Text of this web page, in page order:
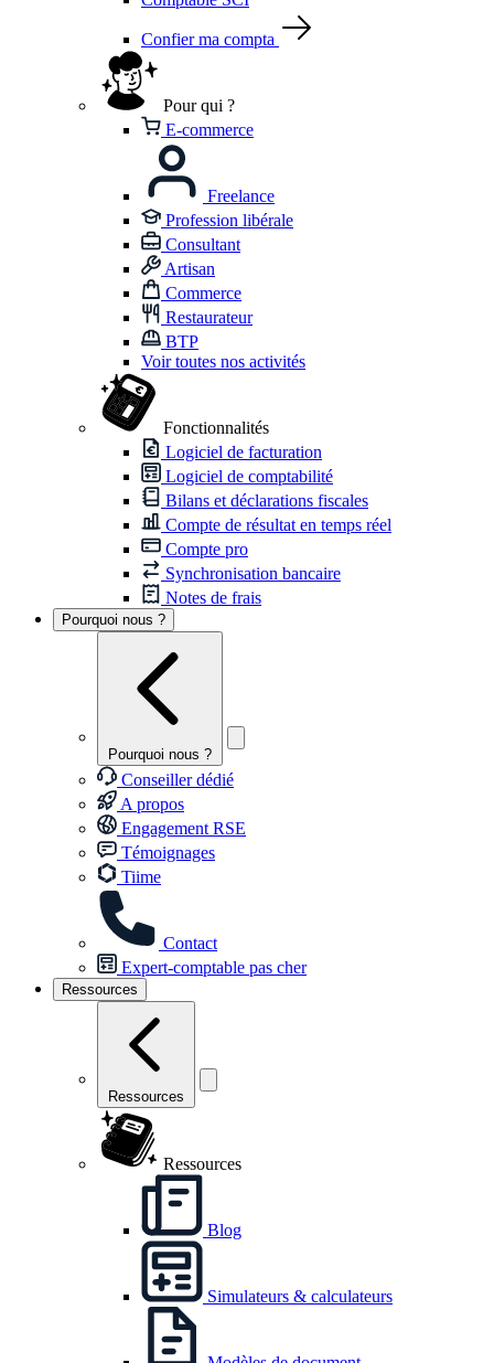
Confier ma compta
Pour qui ?
E-commerce
Freelance
Profession libérale
Consultant
Artisan
Commerce
Restaurateur
BTP
Voir toutes nos activités
Fonctionnalités
Logiciel de facturation
Logiciel de comptabilité
Bilans et déclarations fiscales
Compte de résultat en temps réel
Compte pro
Synchronisation bancaire
Notes de frais
Pourquoi nous ?
Pourquoi nous ?
Conseiller dédié
A propos
Engagement RSE
Témoignages
Tiime
Contact
Expert-comptable pas cher
Ressources
Ressources
Ressources
Blog
Simulateurs & calculateurs